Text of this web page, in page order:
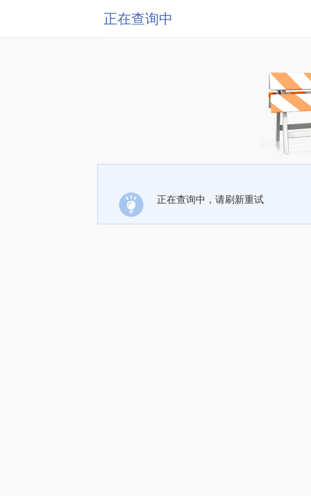
正在查询中
正在查询中，请刷新重试